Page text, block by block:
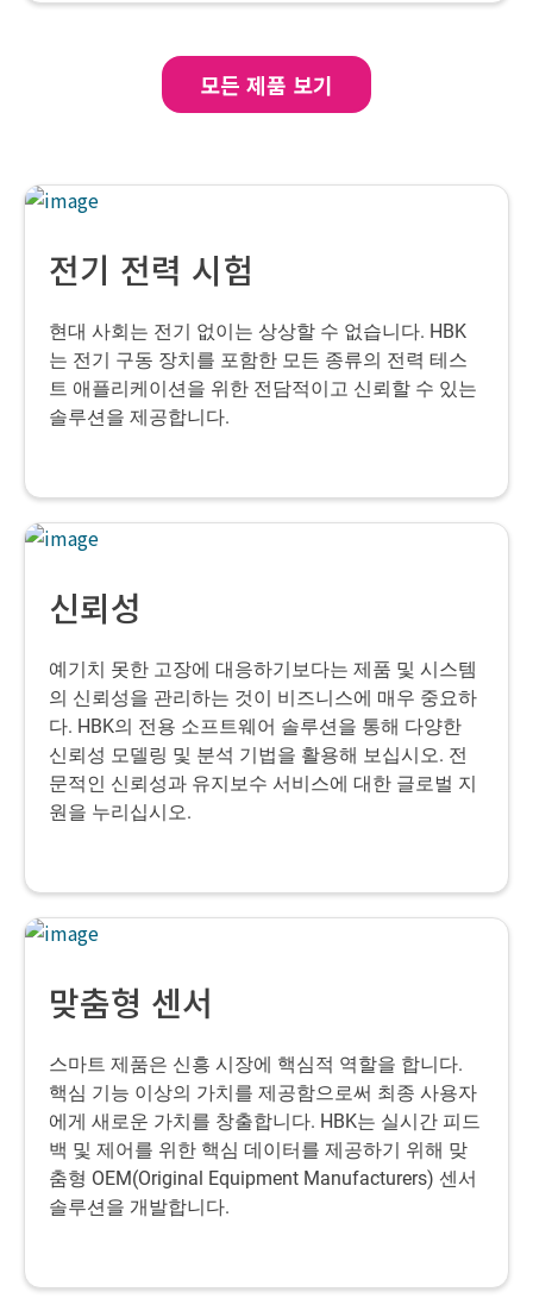
모든 제품 보기
전기 전력 시험
현대 사회는 전기 없이는 상상할 수 없습니다. HBK
는 전기 구동 장치를 포함한 모든 종류의 전력 테스
트 애플리케이션을 위한 전담적이고 신뢰할 수 있는
솔루션을 제공합니다.
신뢰성
예기치 못한 고장에 대응하기보다는 제품 및 시스템
의 신뢰성을 관리하는 것이 비즈니스에 매우 중요하
다. HBK의 전용 소프트웨어 솔루션을 통해 다양한
신뢰성 모델링 및 분석 기법을 활용해 보십시오. 전
문적인 신뢰성과 유지보수 서비스에 대한 글로벌 지
원을 누리십시오.
맞춤형 센서
스마트 제품은 신흥 시장에 핵심적 역할을 합니다.
핵심 기능 이상의 가치를 제공함으로써 최종 사용자
에게 새로운 가치를 창출합니다. HBK는 실시간 피드
백 및 제어를 위한 핵심 데이터를 제공하기 위해 맞
춤형 OEM(Original Equipment Manufacturers) 센서
솔루션을 개발합니다.